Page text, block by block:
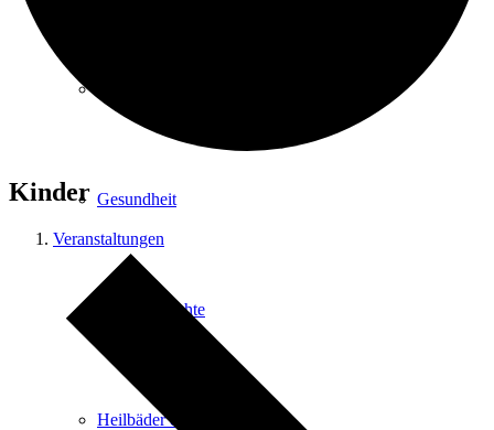
Gesundheit
Stadtgeschichte
Heilbäder & Kurorte
Kinder
Veranstaltungen